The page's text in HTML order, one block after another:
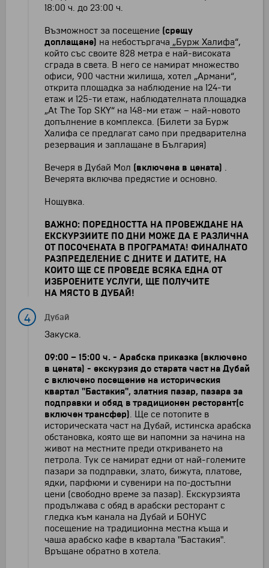
18:00 ч. до 23:00 ч.
Възможност за посещение (срещу
доплащане) на небостъргача „Бурж Халифа“,
който със своите 828 метра е най-високата
сграда в света. В него се намират множество
офиси, 900 частни жилища, хотел „Армани“,
открита площадка за наблюдение на 124-ти
етаж и 125-ти етаж, наблюдателната площадка
„At The Top SKY“ на 148-ми етаж – най-новото
допълнение в комплекса. (Билети за Бурж
Халифа се предлагат само при предварителна
резервация и заплащане в България)
Вечеря в Дубай Мол (включена в цената) .
Вечерята включва предястиe и основно.
Нощувка.
ВАЖНО: ПОРЕДНОСТТА НА ПРОВЕЖДАНЕ НА
ЕКСКУРЗИИТЕ ПО ДНИ МОЖЕ ДА Е РАЗЛИЧНА
ОТ ПОСОЧЕНАТА В ПРОГРАМАТА! ФИНАЛНАТО
РАЗПРЕДЕЛЕНИЕ С ДНИТЕ И ДАТИТЕ, НА
КОИТО ЩЕ СЕ ПРОВЕДЕ ВСЯКА ЕДНА ОТ
ИЗБРОЕНИТЕ УСЛУГИ, ЩЕ ПОЛУЧИТЕ
НА МЯСТО В ДУБАЙ!
4 Дубай
Закуска.
09:00 – 15:00 ч. - Арабска приказка (включено
в цената) - екскурзия до старата част на Дубай
с включено посещение на историческия
квартал "Бастакия", златния пазар, пазара за
подправки и обяд в традиционен ресторант(с
включен трансфер). Ще се потопите в
историческата част на Дубай, истинска арабска
обстановка, която ще ви напомни за начина на
живот на местните преди откриването на
петрола. Tук се намират едни от най-големите
пазари за подправки, злато, бижута, платове,
ядки, парфюми и сувенири на по-достъпни
цени (свободно време за пазар). Екскурзията
продължава с обяд в арабски ресторант с
гледка към канала на Дубай и БОНУС
посещение на традиционна местна къща и
чаша арабско кафе в квартала "Бастакия".
Връщане обратно в хотела.